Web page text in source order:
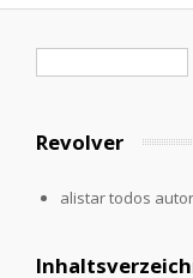
Formulario de
Revolver
alistar todos